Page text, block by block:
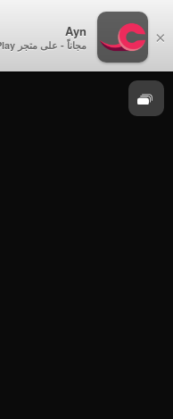
×
Ayn
مجاناً - على متجر Google Play
عمان تواجه كورونا
تقارير